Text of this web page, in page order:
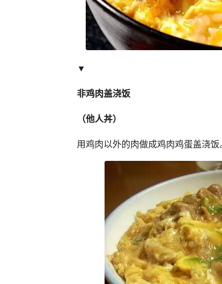
▼
非鸡肉盖浇饭
（他人丼）
用鸡肉以外的肉做成鸡肉鸡蛋盖浇饭